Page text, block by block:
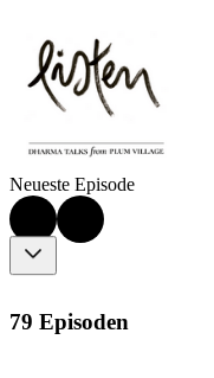
Neueste Episode
79 Episoden